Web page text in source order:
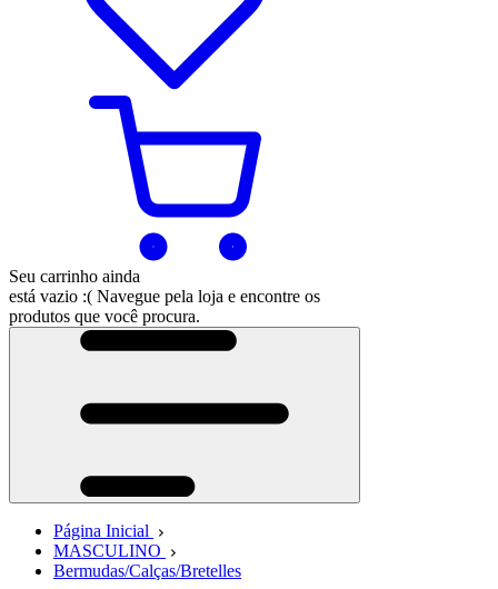
Seu carrinho ainda
está vazio :( Navegue pela loja e encontre os
produtos que você procura.
Página Inicial
MASCULINO
Bermudas/Calças/Bretelles